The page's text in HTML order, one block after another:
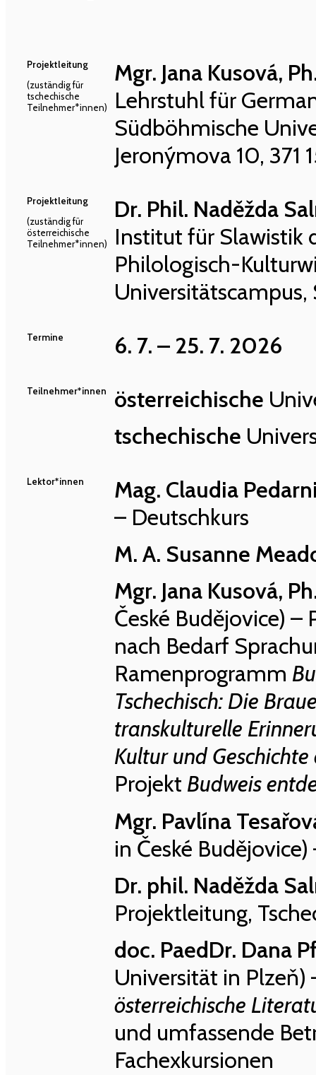
Projektleitung
(zuständig für
tschechische
Teilnehmer*innen)
Mgr. Jana Kusová,
Lehrstuhl für
Südböhmische
Jeronýmova 10, 371
Projektleitung
(zuständig für
österreichische
Teilnehmer*innen)
Dr. Phil. Naděžda
Institut für Slawistik
Philologisch-
Termine 6. 7. – 25. 7. 2026
Teilnehmer*innen österreichische
tschechische
Lektor*innen
Mag. Claudia
– Deutschkurs
M. A. Susanne
Mgr. Jana Kusová,
České Budějovice) –
nach Bedarf
Ramenprogramm
Tschechisch: Die
transkulturelle
Kultur und
Projekt Budweis
Mgr. Pavlína
in České
Dr. phil. Naděžda
Projektleitung,
doc. PaedDr. Dana
Universität in Plzeň)
österreichische
und umfassende
Fachexkursionen